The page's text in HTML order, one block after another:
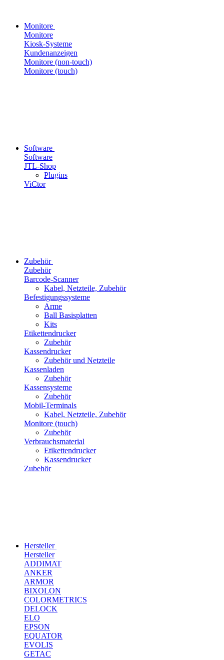
Monitore
Monitore
Kiosk-Systeme
Kundenanzeigen
Monitore (non-touch)
Monitore (touch)
Software
Software
JTL-Shop
Plugins
ViCtor
Zubehör
Zubehör
Barcode-Scanner
Kabel, Netzteile, Zubehör
Befestigungssysteme
Arme
Ball Basisplatten
Kits
Etikettendrucker
Zubehör
Kassendrucker
Zubehör und Netzteile
Kassenladen
Zubehör
Kassensysteme
Zubehör
Mobil-Terminals
Kabel, Netzteile, Zubehör
Monitore (touch)
Zubehör
Verbrauchsmaterial
Etikettendrucker
Kassendrucker
Zubehör
Hersteller
Hersteller
ADDIMAT
ANKER
ARMOR
BIXOLON
COLORMETRICS
DELOCK
ELO
EPSON
EQUATOR
EVOLIS
GETAC